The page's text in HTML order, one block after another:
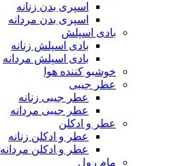
اسپری بدن زنانه
اسپری بدن مردانه
بادی اسپلش
بادی اسپلش زنانه
بادی اسپلش مردانه
خوشبو کننده هوا
عطر جیبی
عطر جیبی زنانه
عطر جیبی مردانه
عطر و ادکلن
عطر و ادکلن زنانه
عطر و ادکلن مردانه
مام رول